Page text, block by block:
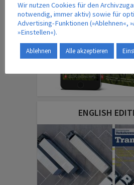
ENGLISH
Wir nutzen Cookies für den
notwendig, immer aktiv) sowie für
Advertising-Funktionen (»Ablehnen«,
»Einstellen«).
Ablehnen Alle akzeptieren